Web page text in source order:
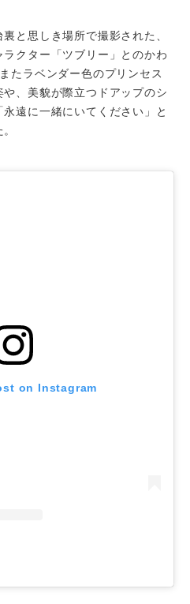
と思しき場所で撮影された、
クター「ツブリー」とのかわ
たラベンダー色のプリンセス
、美貌が際立つドアップのシ
遠に一緒にいてください」と
on Instagram